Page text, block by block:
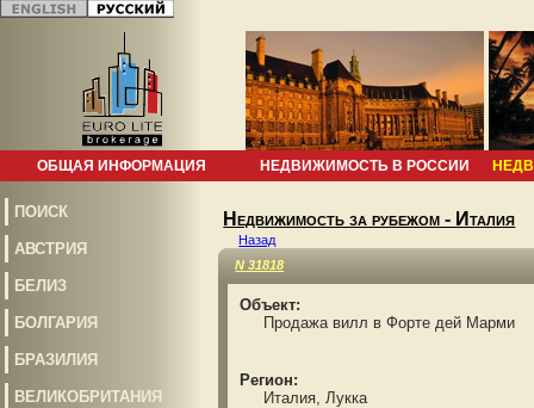
ОБЩАЯ ИНФОРМАЦИЯ НЕДВИЖИМОСТЬ В РОССИИ
ПОИСК
АВСТРИЯ
БЕЛИЗ
БОЛГАРИЯ
БРАЗИЛИЯ
ВЕЛИКОБРИТАНИЯ
Недвижимость за рубежом - Италия
Назад
N 31818
Объект:
Продажа вилл в Форте дей Марми
Регион:
Италия, Лукка